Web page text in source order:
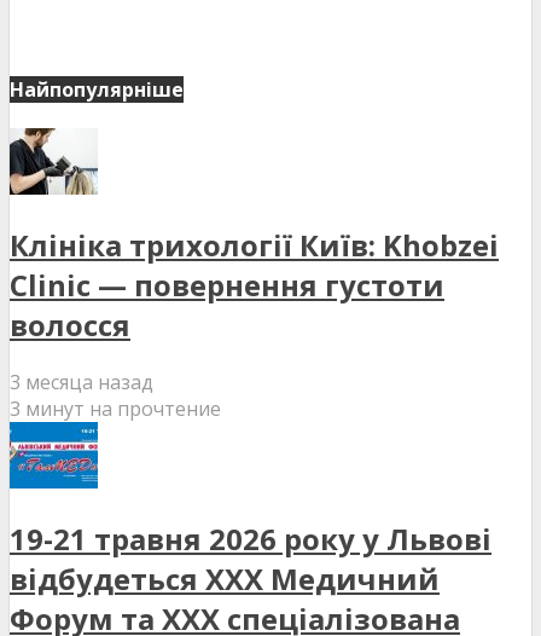
Найпопулярніше
Клініка трихології Київ: Khobzei
Clinic — повернення густоти
волосся
3 месяца назад
3 минут на прочтение
19-21 травня 2026 року у Львові
відбудеться XXX Медичний
Форум та XXX спеціалізована